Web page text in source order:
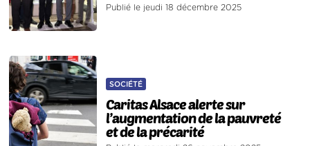
Publié le jeudi 18 décembre 2025
SOCIÉTÉ
Caritas Alsace alerte sur
l’augmentation de la pauvreté
et de la précarité